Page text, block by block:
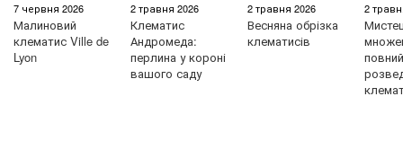
7 червня 2026
Малиновий
клематис Ville de
Lyon
2 травня 2026
Клематис
Андромеда:
перлина у короні
вашого саду
2 травня 2026
Весняна обрізка
клематисів
2
повний